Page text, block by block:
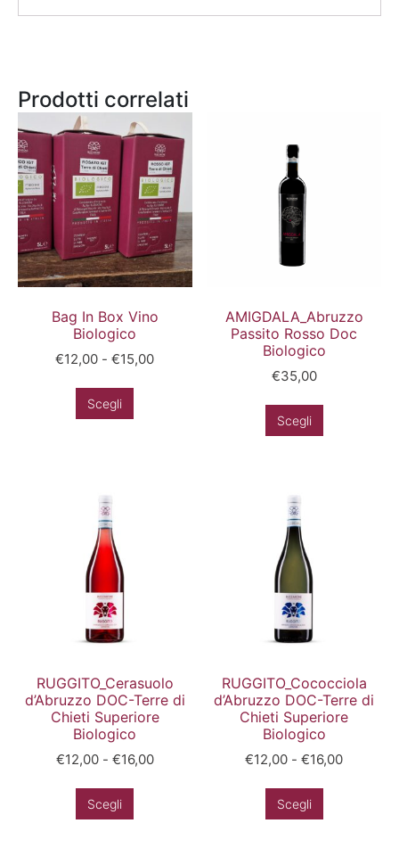
Prodotti correlati
Bag In Box Vino
Biologico
€12,00 - €15,00
Scegli
AMIGDALA_Abruzzo
Passito Rosso Doc
Biologico
€35,00
Scegli
RUGGITO_Cerasuolo
d’Abruzzo DOC-Terre di
Chieti Superiore
Biologico
€12,00 - €16,00
Scegli
RUGGITO_Cococciola
d’Abruzzo DOC-Terre di
Chieti Superiore
Biologico
€12,00 - €16,00
Scegli